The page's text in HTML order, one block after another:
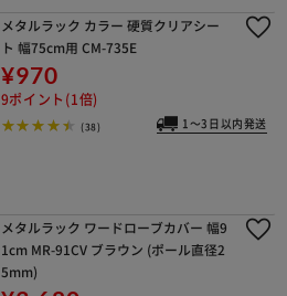
メタルラック カラー 硬質クリアシー
ト 幅75cm用 CM-735E
¥970
9ポイント(1倍)
(38) 1～3日以内発送
メタルラック ワードローブカバー 幅9
1cm MR-91CV ブラウン (ポール直径2
5mm)